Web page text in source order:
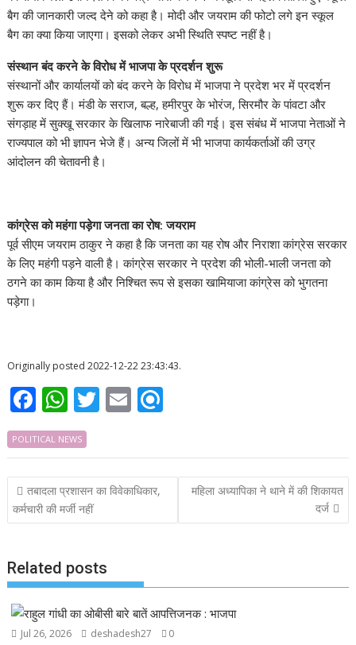
बैग की जानकारी जल्द देने को कहा है। मोदी और जयराम की फोटो लगे इन स्कूल
बैग का क्या किया जाएगा। इसको लेकर अभी स्थिति स्पष्ट नहीं है।
संस्थान बंद करने के विरोध में भाजपा के प्रदर्शन शुरू
संस्थानों और कार्यालयों को बंद करने के विरोध में भाजपा ने प्रदेश भर में प्रदर्शन
शुरू कर दिए हैं। मंडी के सराज, बल्ह, हमीरपुर के भोरंज, सिरमौर के पांवटा और
संगड़ाह में सुक्खू सरकार के खिलाफ नारेबाजी की गई। इस संबंध में भाजपा नेताओं ने
राज्यपाल को भी ज्ञापन भेजे हैं। अन्य जिलों में भी भाजपा कार्यकर्ताओं की उग्र
आंदोलन की चेतावनी है।
कांग्रेस को महंगा पड़ेगा जनता का रोष: जयराम
पूर्व सीएम जयराम ठाकुर ने कहा है कि जनता का यह रोष और निराशा कांग्रेस सरकार
के लिए महंगी पड़ने वाली है। कांग्रेस सरकार ने प्रदेश की भोली-भाली जनता को
ठगने का काम किया है और निश्चित रूप से इसका खामियाजा कांग्रेस को भुगतना
पड़ेगा।
Originally posted 2022-12-22 23:43:43.
F
ac
e
b
o
o
W
h
at
s
A
p
T
itt
er
E
ai
l
i
n
POLITICAL NEWS
Post
navigation
तबादला प्रशासन का विवेकाधिकार,
कर्मचारी की मर्जी नहीं
महिला अध्यापिका ने थाने में की शिकायत
दर्ज
Related posts
Jul 26, 2026 deshadesh27 0